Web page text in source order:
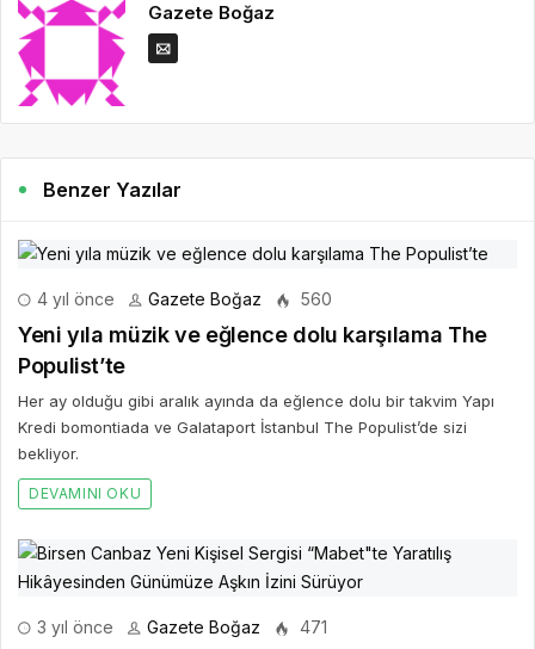
Gazete Boğaz
Benzer Yazılar
4 yıl önce Gazete Boğaz 560
Yeni yıla müzik ve eğlence dolu karşılama The
Populist’te
Her ay olduğu gibi aralık ayında da eğlence dolu bir takvim Yapı
Kredi bomontiada ve Galataport İstanbul The Populist’de sizi
bekliyor.
DEVAMINI OKU
3 yıl önce Gazete Boğaz 471